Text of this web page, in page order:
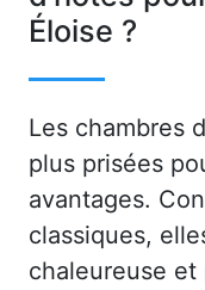
Éloise ?
Les chambres
plus prisées
avantages.
classiques,
chaleureuse et